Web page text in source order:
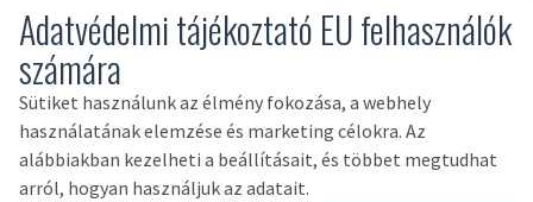
EASY 2000 D
Adatvédelmi tájékoztató EU felhasználók
számára
Sütiket használunk az élmény fokozása, a webhely
használatának elemzése és marketing célokra. Az
alábbiakban kezelheti a beállításait, és többet megtudhat
arról, hogyan használjuk az adatait.